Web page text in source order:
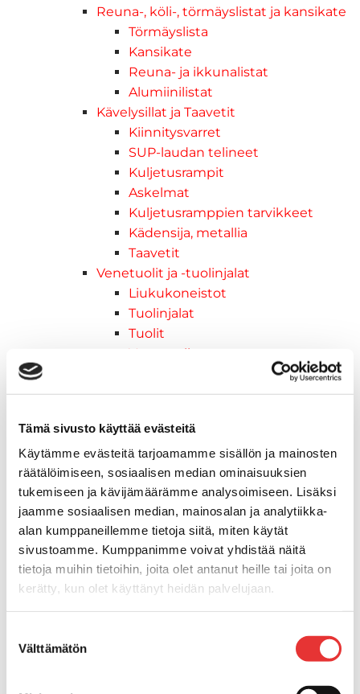
Tämä sivusto käyttää evästeitä
Käytämme evästeitä tarjoamamme sisällön ja mainosten
räätälöimiseen, sosiaalisen median ominaisuuksien
tukemiseen ja kävijämäärämme analysoimiseen. Lisäksi
jaamme sosiaalisen median, mainosalan ja analytiikka-
alan kumppaneillemme tietoja siitä, miten käytät
sivustoamme. Kumppanimme voivat yhdistää näitä
tietoja muihin tietoihin, joita olet antanut heille tai joita on
kerätty, kun olet käyttänyt heidän palvelujaan.
valinta
Välttämätön
Reuna-, köli-, törmäyslistat ja kansikate
Törmäyslista
Kansikate
Reuna- ja ikkunalistat
Alumiinilistat
Kävelysillat ja Taavetit
Kiinnitysvarret
SUP-laudan telineet
Kuljetusrampit
Askelmat
Kuljetusramppien tarvikkeet
Kädensija, metallia
Taavetit
Venetuolit ja -tuolinjalat
Liukukoneistot
Tuolinjalat
Tuolit
Venetuolit
Pollarit
Trailerikoukut
Venerenkaat ja silmukkapultit/-
ruuvit
Vetourat
Kansiruuvikkeet
Jätevesi
Kansiruuvikkeiden varaosat
Muoviseokset
Polttoaine
Kansiruuvikkeitten varaosat